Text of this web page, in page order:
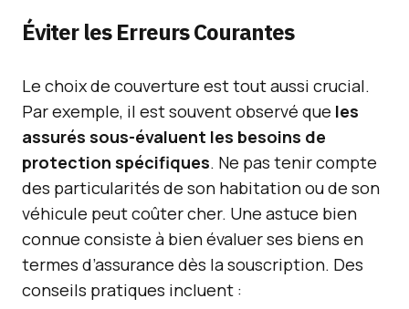
Éviter les Erreurs Courantes
Le choix de couverture est tout aussi crucial.
Par exemple, il est souvent observé que les
assurés sous-évaluent les besoins de
protection spécifiques. Ne pas tenir compte
des particularités de son habitation ou de son
véhicule peut coûter cher. Une astuce bien
connue consiste à bien évaluer ses biens en
termes d’assurance dès la souscription. Des
conseils pratiques incluent :